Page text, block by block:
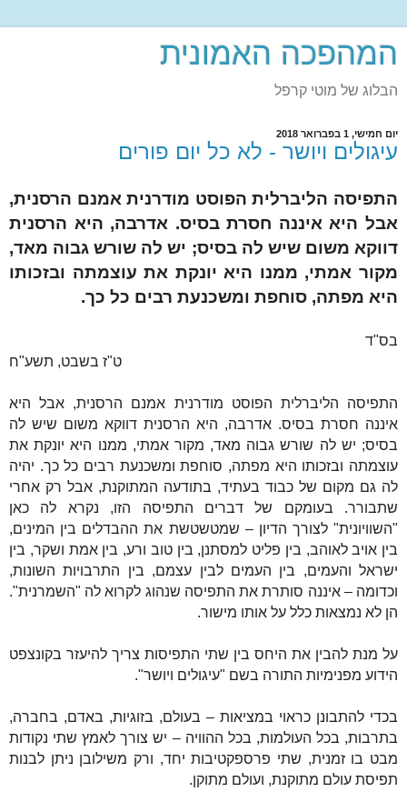
המהפכה האמונית
הבלוג של מוטי קרפל
יום חמישי, 1 בפברואר 2018
עיגולים ויושר - לא כל יום פורים
התפיסה הליברלית הפוסט מודרנית אמנם הרסנית,
אבל היא איננה חסרת בסיס. אדרבה, היא הרסנית
דווקא משום שיש לה בסיס; יש לה שורש גבוה מאד,
מקור אמתי, ממנו היא יונקת את עוצמתה ובזכותו
היא מפתה, סוחפת ומשכנעת רבים כל כך.
בס"ד
ט"ז בשבט, תשע"ח
התפיסה הליברלית הפוסט מודרנית אמנם הרסנית, אבל היא
איננה חסרת בסיס. אדרבה, היא הרסנית דווקא משום שיש לה
בסיס; יש לה שורש גבוה מאד, מקור אמתי, ממנו היא יונקת את
עוצמתה ובזכותו היא מפתה, סוחפת ומשכנעת רבים כל כך. יהיה
לה גם מקום של כבוד בעתיד, בתודעה המתוקנת, אבל רק אחרי
שתבורר. בעומקם של דברים התפיסה הזו, נקרא לה כאן
"השוויונית" לצורך הדיון – שמטשטשת את ההבדלים בין המינים,
בין אויב לאוהב, בין פליט למסתנן, בין טוב ורע, בין אמת ושקר, בין
ישראל והעמים, בין העמים לבין עצמם, בין התרבויות השונות,
וכדומה – איננה סותרת את התפיסה שנהוג לקרוא לה "השמרנית".
הן לא נמצאות כלל על אותו מישור.
על מנת להבין את היחס בין שתי התפיסות צריך להיעזר בקונצפט
הידוע מפנימיות התורה בשם "עיגולים ויושר".
בכדי להתבונן כראוי במציאות – בעולם, בזוגיות, באדם, בחברה,
בתרבות, בכל העולמות, בכל ההוויה – יש צורך לאמץ שתי נקודות
מבט בו זמנית, שתי פרספקטיבות יחד, ורק משילובן ניתן לבנות
תפיסת עולם מתוקנת, ועולם מתוקן.